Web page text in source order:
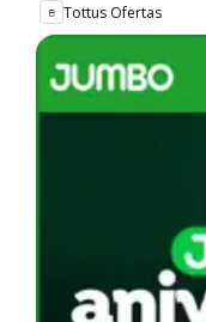
Tottus Ofertas